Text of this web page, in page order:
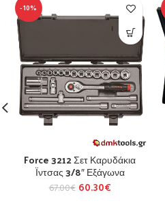
-10%
Force 3212 Σετ Καρυδάκια
Ϊντσας 3/8″ Εξάγωνα
67.00€ 60.30€